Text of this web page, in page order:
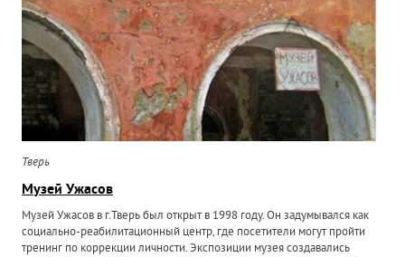
Тверь
Музей Ужасов
Музей Ужасов в г.Тверь был открыт в 1998 году. Он задумывался как
социально-реабилитационный центр, где посетители могут пройти
тренинг по коррекции личности. Экспозиции музея создавались